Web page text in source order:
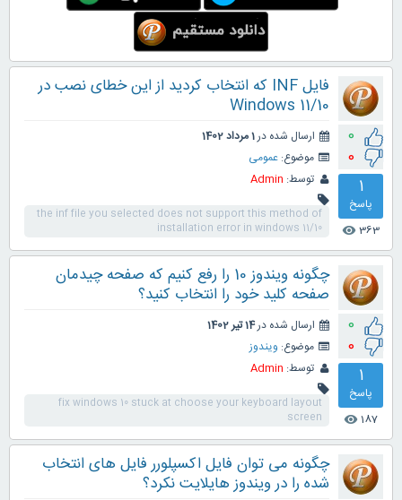
0
0
1
پاسخ
363
visibility
فایل INF که انتخاب کردید از این خطای نصب در
Windows 11/10
ارسال شده در1 مرداد 1402
موضوع: عمومی
توسط: Admin
the inf file you selected does not support this method of
installation error in windows 11/10
0
0
1
پاسخ
187
visibility
چگونه ویندوز 10 را رفع کنیم که صفحه چیدمان
صفحه کلید خود را انتخاب کنید؟
ارسال شده در14 تیر 1402
موضوع: ویندوز
توسط: Admin
fix windows 10 stuck at choose your keyboard layout
screen
چگونه می توان فایل اکسپلورر فایل های انتخاب
شده را در ویندوز هایلایت نکرد؟